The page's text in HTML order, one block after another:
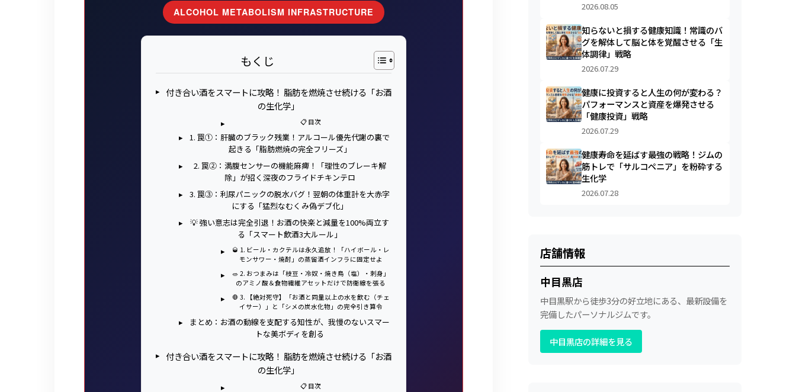
ALCOHOL METABOLISM INFRASTRUCTURE
もくじ
付き合い酒をスマートに攻略！ 脂肪を燃焼させ続ける「お酒
の生化学」
📋 目次
1. 罠①：肝臓のブラック残業！アルコール優先代謝の裏で
起きる「脂肪燃焼の完全フリーズ」
2. 罠②：満腹センサーの機能麻痺！「理性のブレーキ解
除」が招く深夜のフライドチキンテロ
3. 罠③：利尿パニックの脱水バグ！翌朝の体重計を大赤字
にする「猛烈なむくみ偽デブ化」
💡 強い意志は完全引退！お酒の快楽と減量を100%両立す
る「スマート飲酒3大ルール」
🥃 1. ビール・カクテルは永久追放！「ハイボール・レ
モンサワー・焼酎」の蒸留酒インフラに固定せよ
🥗 2. おつまみは「枝豆・冷奴・焼き鳥（塩）・刺身」
のアミノ酸＆食物繊維アセットだけで防衛線を張る
🛑 3. 【絶対死守】「お酒と同量以上の水を飲む（チェ
イサー）」と「シメの炭水化物」の完全引き算令
まとめ：お酒の動線を支配する知性が、我慢のないスマー
トな美ボディを創る
付き合い酒をスマートに攻略！ 脂肪を燃焼させ続ける「お酒
の生化学」
📋 目次
2026.08.05
知らないと損する健康知識！常識のバ
グを解体して脳と体を覚醒させる「生
体調律」戦略
2026.07.29
健康に投資すると人生の何が変わる？
パフォーマンスと資産を爆発させる
「健康投資」戦略
2026.07.29
健康寿命を延ばす最強の戦略！ジムの
筋トレで「サルコペニア」を粉砕する
生化学
2026.07.28
店舗情報
中目黒店
中目黒駅から徒歩3分の好立地にある、最新設備を
完備したパーソナルジムです。
中目黒店の詳細を見る